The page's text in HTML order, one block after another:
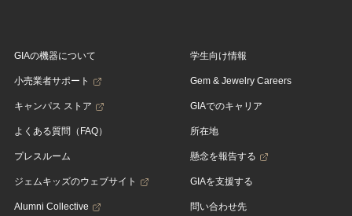
GIAの機器について
小売業者サポート
キャンパス ストア
よくある質問（FAQ）
プレスルーム
ジェムキッズのウェブサイト
Alumni Collective
学生向け情報
Gem & Jewelry Careers
GIAでのキャリア
所在地
懸念を報告する
GIAを支援する
問い合わせ先